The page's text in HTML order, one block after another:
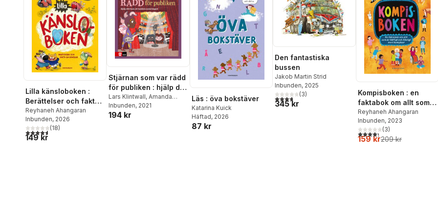
Lilla känsloboken :
Berättelser och fakta
om känslor
Reyhaneh Ahangaran
Inbunden, 2026
4,6utav 5 stjärnor. Totalt antal röster:
(18)
149 kr
Stjärnan som var rädd
för publiken : hjälp ditt
barn att hantera
social ångest
Lars Klintwall, Amanda
LeCorney
Inbunden, 2021
194 kr
Läs : öva bokstäver
Katarina Kuick
Häftad, 2026
87 kr
Den fantastiska
bussen
Jakob Martin Strid
Inbunden, 2025
3,7utav 5 stjärnor. Totalt antal röster:
(3)
345 kr
Kompisboken : en
faktabok om allt som
är härligt och klurigt
med kompisar
Reyhaneh Ahangaran
Inbunden, 2023
4,3utav 5 stjärnor. Totalt
(3)
159 kr209 kr